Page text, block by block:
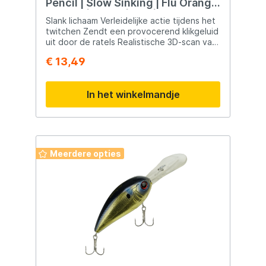
Pencil | Slow Sinking | Flu Orange
Copper | 7.5cm | 13g | Plug
Slank lichaam Verleidelijke actie tijdens het
twitchen Zendt een provocerend klikgeluid
uit door de ratels Realistische 3D-scan van
goed
€ 13,49
In het winkelmandje
Meerdere opties